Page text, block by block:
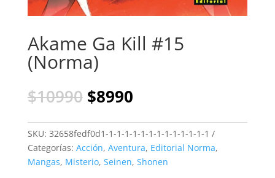
Akame Ga Kill #15
(Norma)
$10990 El
precio
original
era:
$10990.
$8990El
actual
es:
$8990.
SKU: 32658fedf0d1-1-1-1-1-1-1-1-1-1-1-1-1-1
Categorías: Acción, Aventura, Editorial Norma,
Mangas, Misterio, Seinen, Shonen